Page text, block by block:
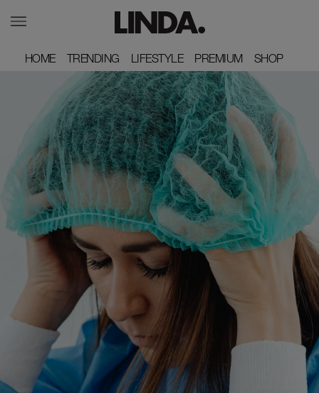
HOME
HOME TRENDING
TRENDING LIFESTYLE
LIFESTYLE PREMIUM
PREMIUM SHOP
SHOP